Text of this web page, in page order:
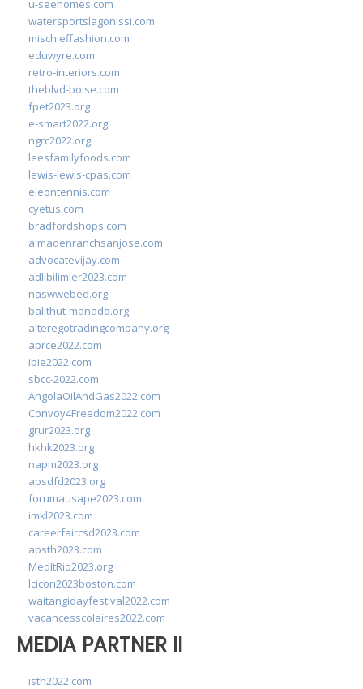
u-seehomes.com
watersportslagonissi.com
mischieffashion.com
eduwyre.com
retro-interiors.com
theblvd-boise.com
fpet2023.org
e-smart2022.org
ngrc2022.org
leesfamilyfoods.com
lewis-lewis-cpas.com
eleontennis.com
cyetus.com
bradfordshops.com
almadenranchsanjose.com
advocatevijay.com
adlibilimler2023.com
naswwebed.org
balithut-manado.org
alteregotradingcompany.org
aprce2022.com
ibie2022.com
sbcc-2022.com
AngolaOilAndGas2022.com
Convoy4Freedom2022.com
grur2023.org
hkhk2023.org
napm2023.org
apsdfd2023.org
forumausape2023.com
imkl2023.com
careerfaircsd2023.com
apsth2023.com
MedItRio2023.org
lcicon2023boston.com
waitangidayfestival2022.com
vacancesscolaires2022.com
MEDIA PARTNER II
isth2022.com